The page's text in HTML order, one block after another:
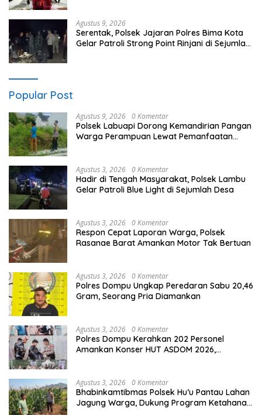
Agustus 9, 2026
Serentak, Polsek Jajaran Polres Bima Kota
Gelar Patroli Strong Point Rinjani di Sejumlah
Popular Post
Agustus 9, 2026 0 Komentar
Polsek Labuapi Dorong Kemandirian Pangan
Warga Perampuan Lewat Pemanfaatan
Agustus 3, 2026 0 Komentar
Hadir di Tengah Masyarakat, Polsek Lambu
Gelar Patroli Blue Light di Sejumlah Desa
Agustus 3, 2026 0 Komentar
Respon Cepat Laporan Warga, Polsek
Rasanae Barat Amankan Motor Tak Bertuan
Agustus 3, 2026 0 Komentar
Polres Dompu Ungkap Peredaran Sabu 20,46
Gram, Seorang Pria Diamankan
Agustus 3, 2026 0 Komentar
Polres Dompu Kerahkan 202 Personel
Amankan Konser HUT ASDOM 2026,
Agustus 3, 2026 0 Komentar
Bhabinkamtibmas Polsek Hu’u Pantau Lahan
Jagung Warga, Dukung Program Ketahanan